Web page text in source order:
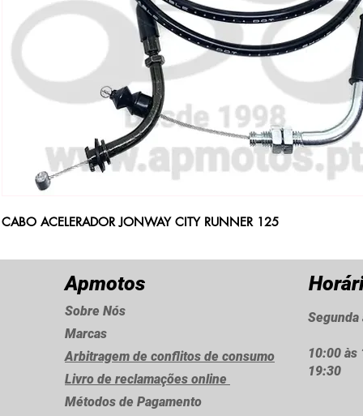
CABO ACELERADOR JONWAY CITY RUNNER 125
Apmotos
Sobre Nós
Marcas
Arbitragem de conflitos de consumo
Livro de reclamações online
Métodos de Pagamento
Segunda
10:00 às
19:30